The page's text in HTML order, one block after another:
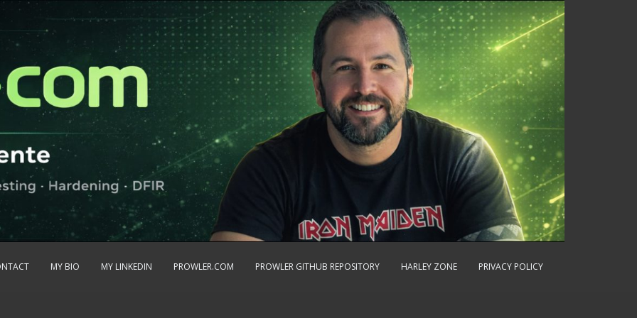
MY BIO MY LINKEDIN PROWLER.COM PROWLER GITHUB REPOSITORY HARLEY ZONE PRIVACY POLICY